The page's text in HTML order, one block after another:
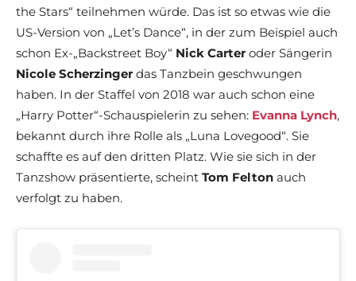
the Stars“ teilnehmen würde. Das ist so etwas wie die
US-Version von „Let’s Dance“, in der zum Beispiel auch
schon Ex-„Backstreet Boy“ Nick Carter oder Sängerin
Nicole Scherzinger das Tanzbein geschwungen
haben. In der Staffel von 2018 war auch schon eine
„Harry Potter“-Schauspielerin zu sehen: Evanna Lynch,
bekannt durch ihre Rolle als „Luna Lovegood“. Sie
schaffte es auf den dritten Platz. Wie sie sich in der
Tanzshow präsentierte, scheint Tom Felton auch
verfolgt zu haben.